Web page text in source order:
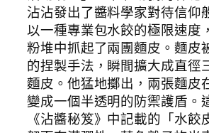
沾沾發出了醬料學家對待信仰
以一種專業包水餃的極限速度
粉堆中抓起了兩團麵皮。麵皮
的捏製手法，瞬間擴大成直徑
麵皮。他猛地擲出，兩張麵皮
變成一個半透明的防禦護盾。
《沾醬秘笈》中記載的「水餃